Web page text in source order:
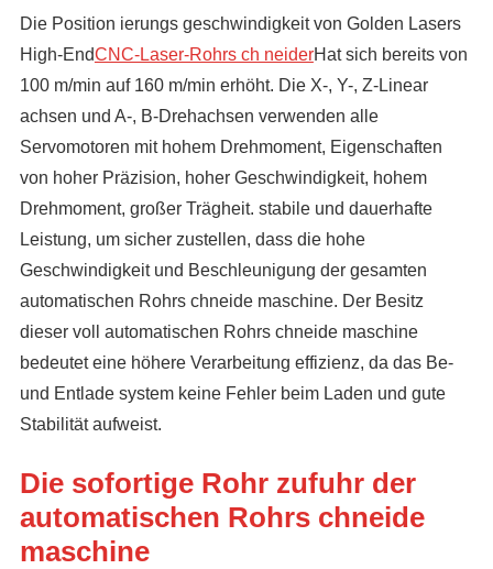
Die Position ierungs geschwindigkeit von Golden Lasers
High-EndCNC-Laser-Rohrs ch neiderHat sich bereits von
100 m/min auf 160 m/min erhöht. Die X-, Y-, Z-Linear
achsen und A-, B-Drehachsen verwenden alle
Servomotoren mit hohem Drehmoment, Eigenschaften
von hoher Präzision, hoher Geschwindigkeit, hohem
Drehmoment, großer Trägheit. stabile und dauerhafte
Leistung, um sicher zustellen, dass die hohe
Geschwindigkeit und Beschleunigung der gesamten
automatischen Rohrs chneide maschine. Der Besitz
dieser voll automatischen Rohrs chneide maschine
bedeutet eine höhere Verarbeitung effizienz, da das Be-
und Entlade system keine Fehler beim Laden und gute
Stabilität aufweist.
Die sofortige Rohr zufuhr der
automatischen Rohrs chneide
maschine